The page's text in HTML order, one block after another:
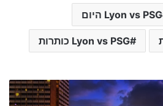
Lyon vs PSG היום
Lyon vs PSG כותרות